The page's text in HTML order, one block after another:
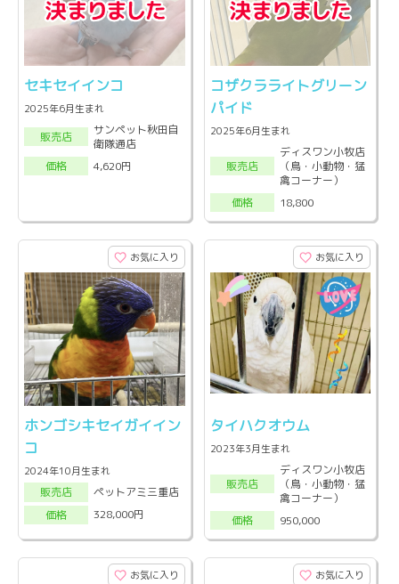
セキセイインコ
2025年6月生まれ
販売店
サンペット秋田自
衛隊通店
価格
4,620円
コザクラライトグリーン
パイド
2025年6月生まれ
販売店
ディスワン小牧店
（鳥・小動物・猛
禽コーナー）
価格
18,800
お気に入り
ホンゴシキセイガイイン
コ
2024年10月生まれ
販売店
ペットアミ三重店
価格
328,000円
お気に入り
タイハクオウム
2023年3月生まれ
販売店
ディスワン小牧店
（鳥・小動物・猛
禽コーナー）
価格
950,000
お気に入り お気に入り